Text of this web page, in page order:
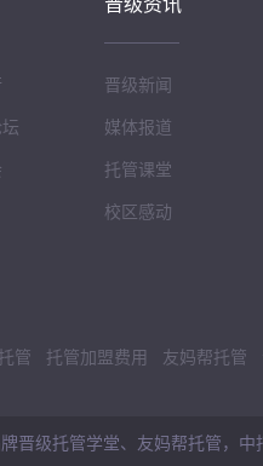
晋级新闻
媒体报道
托管课堂
校区感动
管 托管加盟费用 友妈帮托管
晋级托管学堂、友妈帮托管，